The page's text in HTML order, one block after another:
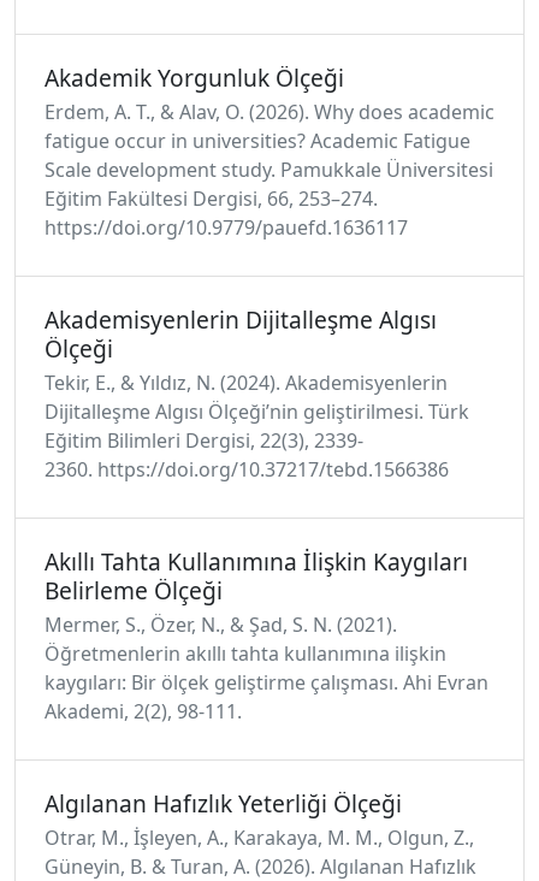
Akademik Yorgunluk Ölçeği
Erdem, A. T., & Alav, O. (2026). Why does academic
fatigue occur in universities? Academic Fatigue
Scale development study. Pamukkale Üniversitesi
Eğitim Fakültesi Dergisi, 66, 253–274.
https://doi.org/10.9779/pauefd.1636117
Akademisyenlerin Dijitalleşme Algısı
Ölçeği
Tekir, E., & Yıldız, N. (2024). Akademisyenlerin
Dijitalleşme Algısı Ölçeği’nin geliştirilmesi. Türk
Eğitim Bilimleri Dergisi, 22(3), 2339-
2360. https://doi.org/10.37217/tebd.1566386
Akıllı Tahta Kullanımına İlişkin Kaygıları
Belirleme Ölçeği
Mermer, S., Özer, N., & Şad, S. N. (2021).
Öğretmenlerin akıllı tahta kullanımına ilişkin
kaygıları: Bir ölçek geliştirme çalışması. Ahi Evran
Akademi, 2(2), 98-111.
Algılanan Hafızlık Yeterliği Ölçeği
Otrar, M., İşleyen, A., Karakaya, M. M., Olgun, Z.,
Güneyin, B. & Turan, A. (2026). Algılanan Hafızlık